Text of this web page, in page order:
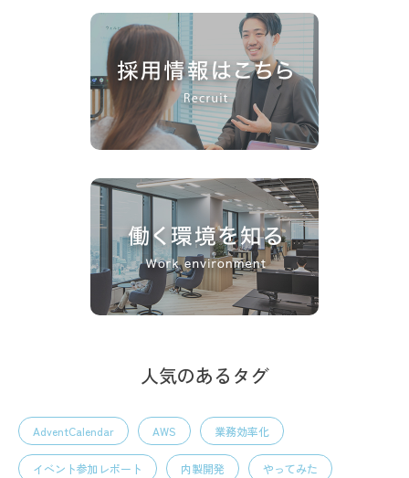
人気のあるタグ
AdventCalendar AWS 業務効率化
イベント参加レポート 内製開発 やってみた